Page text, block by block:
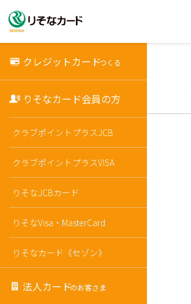
クレジットカードつくる
りそなカード会員の方
クラブポイントプラスJCB
クラブポイントプラスVISA
りそなJCBカード
りそなVisa・MasterCard
りそなカード《セゾン》
法人カードのお客さま